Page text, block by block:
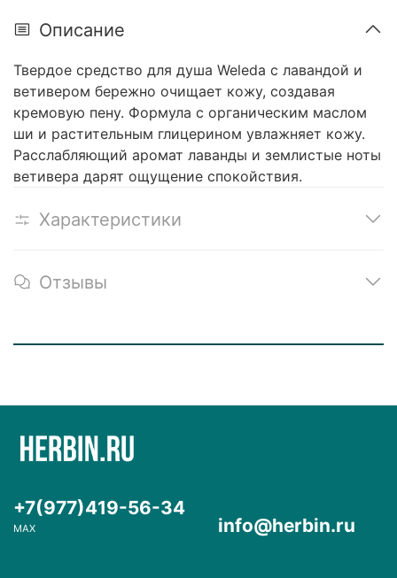
Описание
Твердое средство для душа Weleda с лавандой и
ветивером бережно очищает кожу, создавая
кремовую пену. Формула с органическим маслом
ши и растительным глицерином увлажняет кожу.
Расслабляющий аромат лаванды и землистые ноты
ветивера дарят ощущение спокойствия.
Характеристики
Отзывы
+7(977)419-56-34
MAX info@herbin.ru